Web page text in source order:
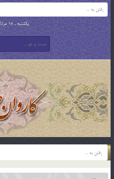
یکشنبه , 18 مرداد 1405